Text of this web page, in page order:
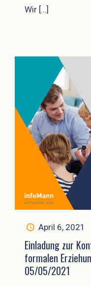
Wir[…]
April 6, 2021
Einladung zur
formalen
05/05/2021